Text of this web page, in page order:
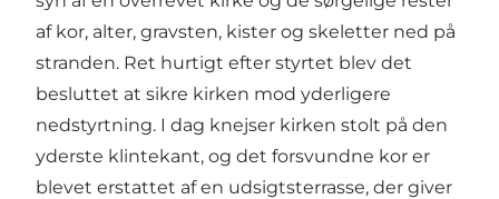
af kor, alter, gravsten, kister og skeletter ned på
stranden. Ret hurtigt efter styrtet blev det
besluttet at sikre kirken mod yderligere
nedstyrtning. I dag knejser kirken stolt på den
yderste klintekant, og det forsvundne kor er
blevet erstattet af en udsigtsterrasse, der giver